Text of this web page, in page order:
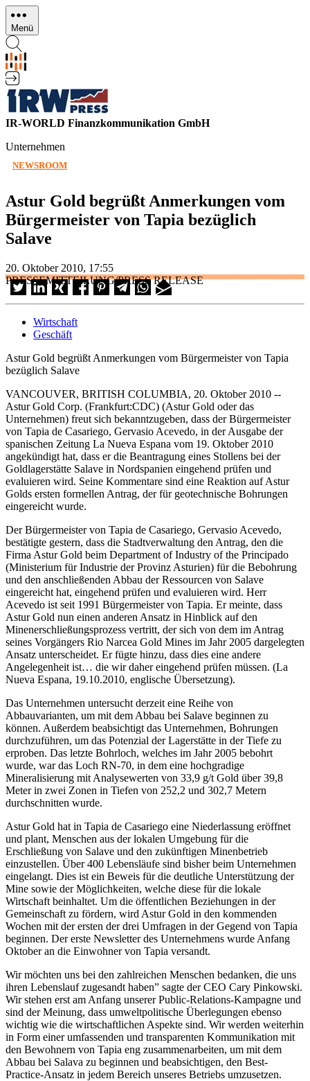
Direkt
zum
Inhalt
Menü
IR-WORLD Finanzkommunikation GmbH
Unternehmen
NEWSROOM
Astur Gold begrüßt Anmerkungen vom
Bürgermeister von Tapia bezüglich
Salave
20. Oktober 2010, 17:55
PRESSEMITTEILUNG/PRESS RELEASE
Wirtschaft
Geschäft
Astur Gold begrüßt Anmerkungen vom Bürgermeister von Tapia
bezüglich Salave
VANCOUVER, BRITISH COLUMBIA, 20. Oktober 2010 --
Astur Gold Corp. (Frankfurt:CDC) (Astur Gold oder das
Unternehmen) freut sich bekanntzugeben, dass der Bürgermeister
von Tapia de Casariego, Gervasio Acevedo, in der Ausgabe der
spanischen Zeitung La Nueva Espana vom 19. Oktober 2010
angekündigt hat, dass er die Beantragung eines Stollens bei der
Goldlagerstätte Salave in Nordspanien eingehend prüfen und
evaluieren wird. Seine Kommentare sind eine Reaktion auf Astur
Golds ersten formellen Antrag, der für geotechnische Bohrungen
eingereicht wurde.
Der Bürgermeister von Tapia de Casariego, Gervasio Acevedo,
bestätigte gestern, dass die Stadtverwaltung den Antrag, den die
Firma Astur Gold beim Department of Industry of the Principado
(Ministerium für Industrie der Provinz Asturien) für die Bebohrung
und den anschließenden Abbau der Ressourcen von Salave
eingereicht hat, eingehend prüfen und evaluieren wird. Herr
Acevedo ist seit 1991 Bürgermeister von Tapia. Er meinte, dass
Astur Gold nun einen anderen Ansatz in Hinblick auf den
Minenerschließungsprozess vertritt, der sich von dem im Antrag
seines Vorgängers Rio Narcea Gold Mines im Jahr 2005 dargelegten
Ansatz unterscheidet. Er fügte hinzu, dass dies eine andere
Angelegenheit ist… die wir daher eingehend prüfen müssen. (La
Nueva Espana, 19.10.2010, englische Übersetzung).
Das Unternehmen untersucht derzeit eine Reihe von
Abbauvarianten, um mit dem Abbau bei Salave beginnen zu
können. Außerdem beabsichtigt das Unternehmen, Bohrungen
durchzuführen, um das Potenzial der Lagerstätte in der Tiefe zu
erproben. Das letzte Bohrloch, welches im Jahr 2005 bebohrt
wurde, war das Loch RN-70, in dem eine hochgradige
Mineralisierung mit Analysewerten von 33,9 g/t Gold über 39,8
Meter in zwei Zonen in Tiefen von 252,2 und 302,7 Metern
durchschnitten wurde.
Astur Gold hat in Tapia de Casariego eine Niederlassung eröffnet
und plant, Menschen aus der lokalen Umgebung für die
Erschließung von Salave und den zukünftigen Minenbetrieb
einzustellen. Über 400 Lebensläufe sind bisher beim Unternehmen
eingelangt. Dies ist ein Beweis für die deutliche Unterstützung der
Mine sowie der Möglichkeiten, welche diese für die lokale
Wirtschaft beinhaltet. Um die öffentlichen Beziehungen in der
Gemeinschaft zu fördern, wird Astur Gold in den kommenden
Wochen mit der ersten der drei Umfragen in der Gegend von Tapia
beginnen. Der erste Newsletter des Unternehmens wurde Anfang
Oktober an die Einwohner von Tapia versandt.
Wir möchten uns bei den zahlreichen Menschen bedanken, die uns
ihren Lebenslauf zugesandt haben” sagte der CEO Cary Pinkowski.
Wir stehen erst am Anfang unserer Public-Relations-Kampagne und
sind der Meinung, dass umweltpolitische Überlegungen ebenso
wichtig wie die wirtschaftlichen Aspekte sind. Wir werden weiterhin
in Form einer umfassenden und transparenten Kommunikation mit
den Bewohnern von Tapia eng zusammenarbeiten, um mit dem
Abbau bei Salava zu beginnen und beabsichtigen, den Best-
Practice-Ansatz in jedem Bereich unseres Betriebs umzusetzen.